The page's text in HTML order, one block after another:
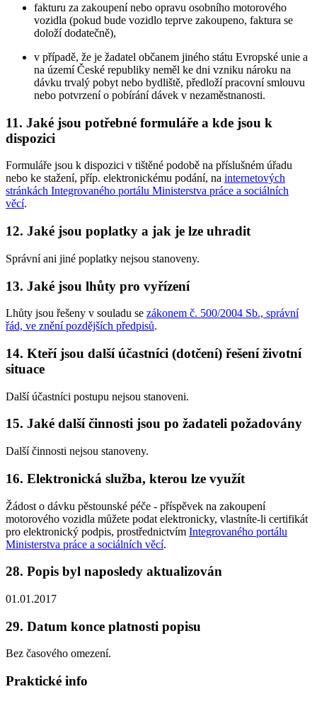
fakturu za zakoupení nebo opravu osobního motorového
vozidla (pokud bude vozidlo teprve zakoupeno, faktura se
doloží dodatečně),
v případě, že je žadatel občanem jiného státu Evropské unie a
na území České republiky neměl ke dni vzniku nároku na
dávku trvalý pobyt nebo bydliště, předloží pracovní smlouvu
nebo potvrzení o pobírání dávek v nezaměstnanosti.
11. Jaké jsou potřebné formuláře a kde jsou k
dispozici
Formuláře jsou k dispozici v tištěné podobě na příslušném úřadu
nebo ke stažení, příp. elektronickému podání, na internetových
stránkách Integrovaného portálu Ministerstva práce a sociálních
věcí.
12. Jaké jsou poplatky a jak je lze uhradit
Správní ani jiné poplatky nejsou stanoveny.
13. Jaké jsou lhůty pro vyřízení
Lhůty jsou řešeny v souladu se zákonem č. 500/2004 Sb., správní
řád, ve znění pozdějších předpisů.
14. Kteří jsou další účastníci (dotčení) řešení životní
situace
Další účastníci postupu nejsou stanoveni.
15. Jaké další činnosti jsou po žadateli požadovány
Další činnosti nejsou stanoveny.
16. Elektronická služba, kterou lze využít
Žádost o dávku pěstounské péče - příspěvek na zakoupení
motorového vozidla můžete podat elektronicky, vlastníte-li certifikát
pro elektronický podpis, prostřednictvím Integrovaného portálu
Ministerstva práce a sociálních věcí.
28. Popis byl naposledy aktualizován
01.01.2017
29. Datum konce platnosti popisu
Bez časového omezení.
Praktické info